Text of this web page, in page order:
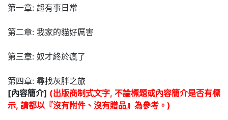
第一章: 超有事日常
第二章: 我家的貓好厲害
第三章: 奴才終於瘋了
第四章: 尋找灰胖之旅
[內容簡介] (出版商制式文字, 不論標題或內容簡介是否有標
示, 請都以『沒有附件、沒有贈品』為參考。)